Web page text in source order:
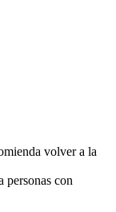
volver a la
personas con